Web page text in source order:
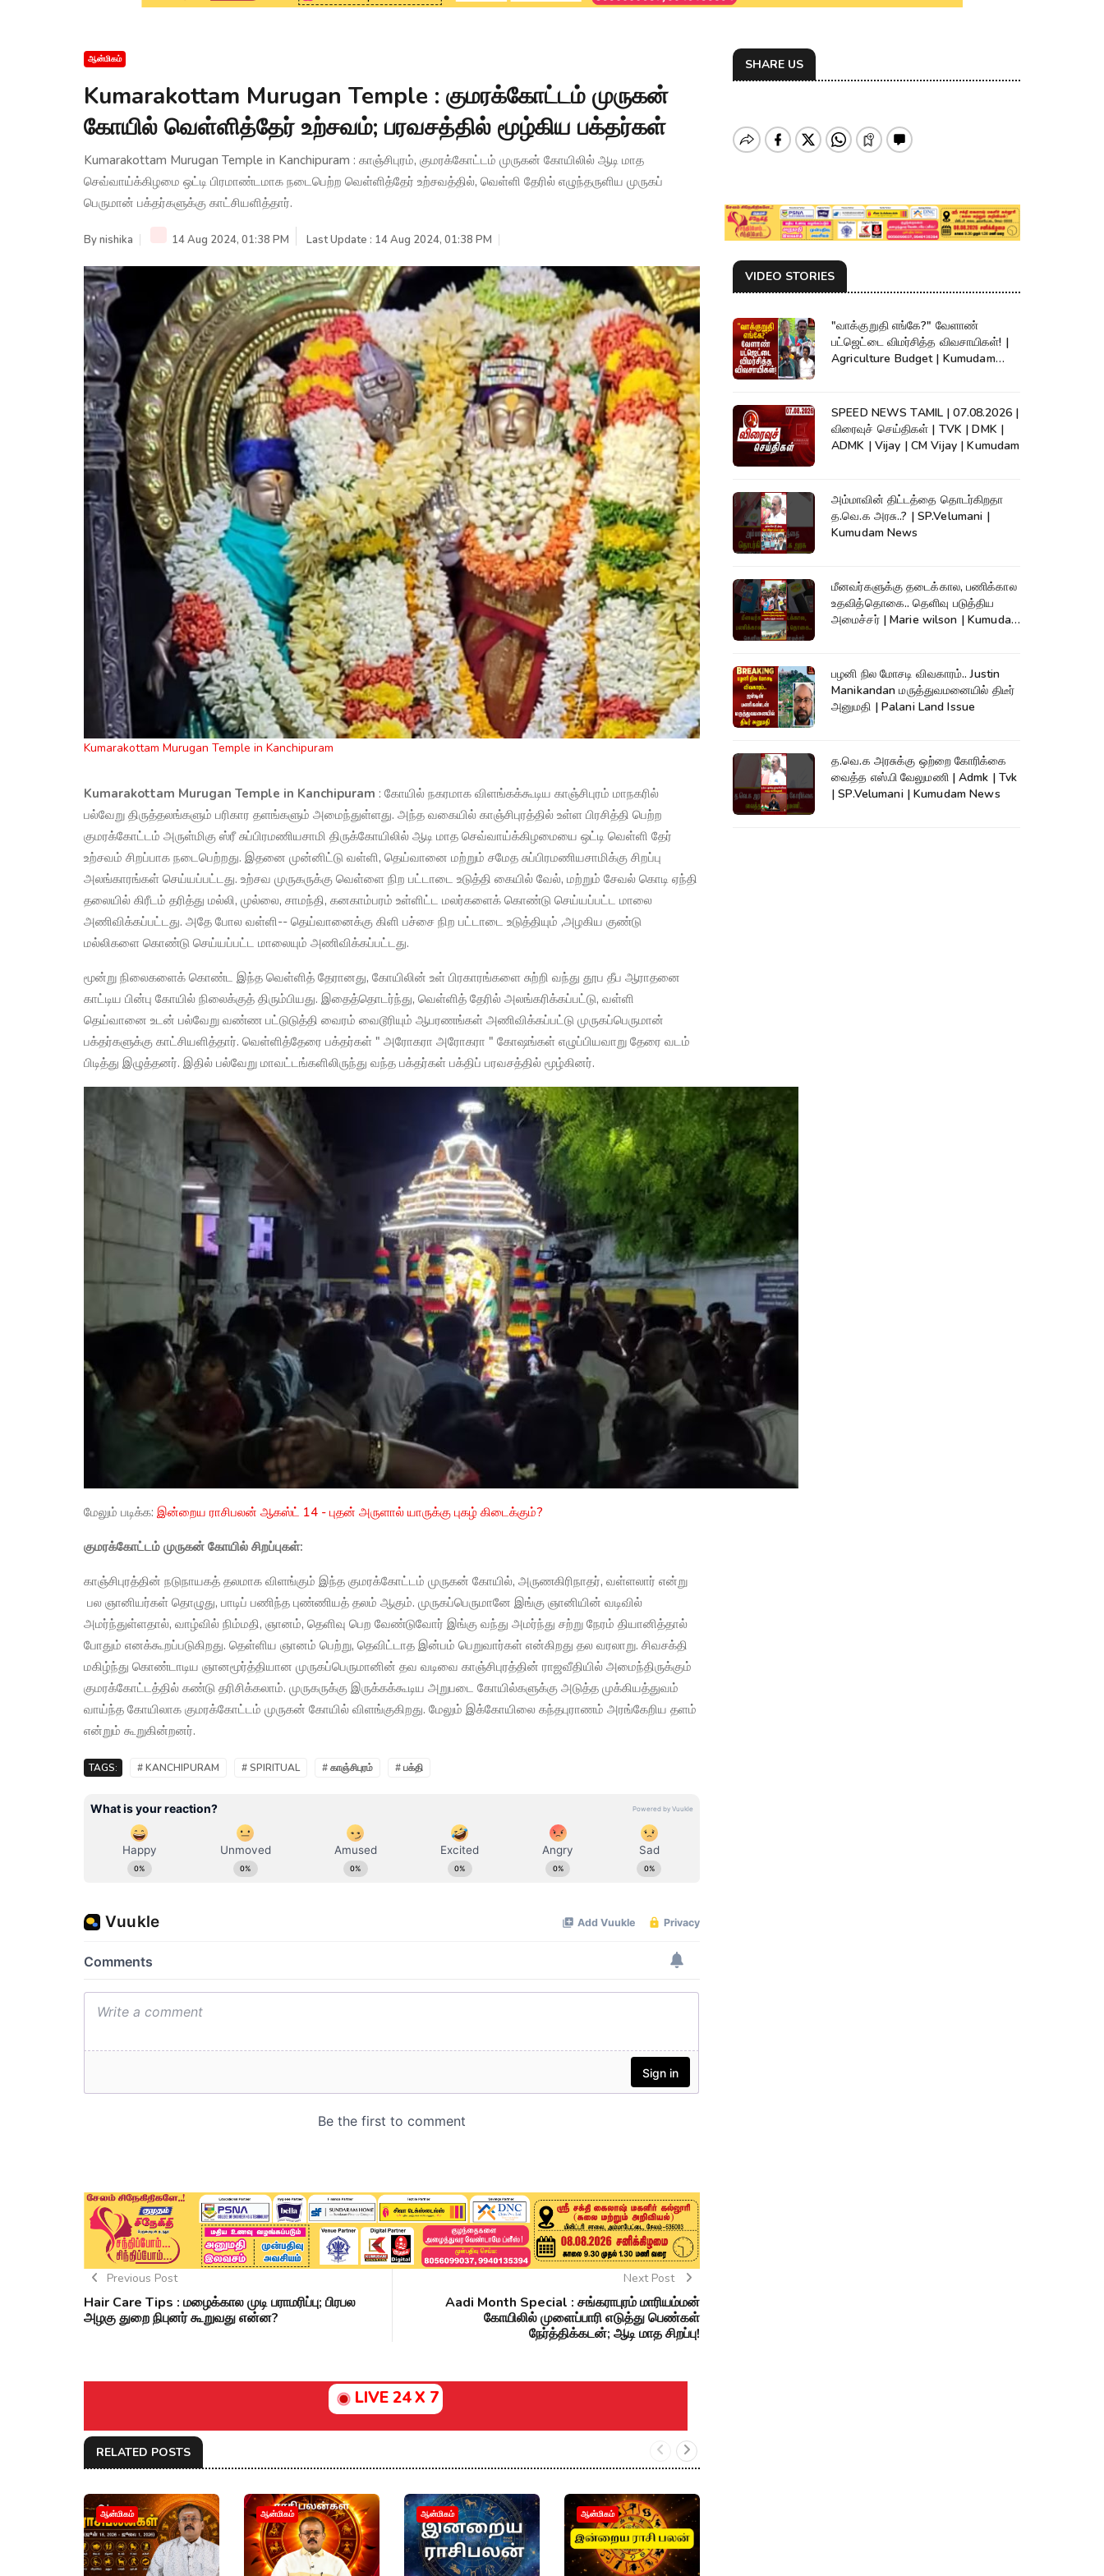
ஆன்மிகம்
Kumarakottam Murugan Temple : குமரக்கோட்டம் முருகன்
கோயில் வெள்ளித்தேர் உற்சவம்; பரவசத்தில் மூழ்கிய பக்தர்கள்
Kumarakottam Murugan Temple in Kanchipuram : காஞ்சிபுரம், குமரக்கோட்டம் முருகன் கோயிலில் ஆடி மாத
செவ்வாய்க்கிழமை ஒட்டி பிரமாண்டமாக நடைபெற்ற வெள்ளித்தேர் உற்சவத்தில், வெள்ளி தேரில் எழுந்தருளிய முருகப்
பெருமான் பக்தர்களுக்கு காட்சியளித்தார்.
Bynishika 14 Aug 2024, 01:38 PM Last Update : 14 Aug 2024, 01:38 PM
Kumarakottam Murugan Temple in Kanchipuram
Kumarakottam Murugan Temple in Kanchipuram : கோயில் நகரமாக விளங்கக்கூடிய காஞ்சிபுரம் மாநகரில்
பல்வேறு திருத்தலங்களும் பரிகார தளங்களும் அமைந்துள்ளது. அந்த வகையில் காஞ்சிபுரத்தில் உள்ள பிரசித்தி பெற்ற
குமரக்கோட்டம் அருள்மிகு ஸ்ரீ சுப்பிரமணியசாமி திருக்கோயிலில் ஆடி மாத செவ்வாய்க்கிழமையை ஒட்டி வெள்ளி தேர்
உற்சவம் சிறப்பாக நடைபெற்றது. இதனை முன்னிட்டு வள்ளி, தெய்வானை மற்றும் சமேத சுப்பிரமணியசாமிக்கு சிறப்பு
அலங்காரங்கள் செய்யப்பட்டது. உற்சவ முருகருக்கு வெள்ளை நிற பட்டாடை உடுத்தி கையில் வேல், மற்றும் சேவல் கொடி ஏந்தி
தலையில் கிரீடம் தரித்து மல்லி, முல்லை, சாமந்தி, கனகாம்பரம் உள்ளிட்ட மலர்களைக் கொண்டு செய்யப்பட்ட மாலை
அணிவிக்கப்பட்டது. அதே போல வள்ளி-- தெய்வானைக்கு கிளி பச்சை நிற பட்டாடை உடுத்தியும் ,அழகிய குண்டு
மல்லிகளை கொண்டு செய்யப்பட்ட மாலையும் அணிவிக்கப்பட்டது.
மூன்று நிலைகளைக் கொண்ட இந்த வெள்ளித் தேரானது, கோயிலின் உள் பிரகாரங்களை சுற்றி வந்து தூப தீப ஆராதனை
காட்டிய பின்பு கோயில் நிலைக்குத் திரும்பியது. இதைத்தொடர்ந்து, வெள்ளித் தேரில் அலங்கரிக்கப்பட்டு, வள்ளி
தெய்வானை உடன் பல்வேறு வண்ண பட்டுடுத்தி வைரம் வைடூரியும் ஆபரணங்கள் அணிவிக்கப்பட்டு முருகப்பெருமான்
பக்தர்களுக்கு காட்சியளித்தார். வெள்ளித்தேரை பக்தர்கள் " அரோகரா அரோகரா " கோஷங்கள் எழுப்பியவாறு தேரை வடம்
பிடித்து இழுத்தனர். இதில் பல்வேறு மாவட்டங்களிலிருந்து வந்த பக்தர்கள் பக்திப் பரவசத்தில் மூழ்கினர்.
மேலும் படிக்க: இன்றைய ராசிபலன் ஆகஸ்ட் 14 - புதன் அருளால் யாருக்கு புகழ் கிடைக்கும்?
குமரக்கோட்டம் முருகன் கோயில் சிறப்புகள்:
காஞ்சிபுரத்தின் நடுநாயகத் தலமாக விளங்கும் இந்த குமரக்கோட்டம் முருகன் கோயில், அருணகிரிநாதர், வள்ளலார் என்று
பல ஞானியர்கள் தொழுது, பாடிப் பணிந்த புண்ணியத் தலம் ஆகும். முருகப்பெருமானே இங்கு ஞானியின் வடிவில்
அமர்ந்துள்ளதால், வாழ்வில் நிம்மதி, ஞானம், தெளிவு பெற வேண்டுவோர் இங்கு வந்து அமர்ந்து சற்று நேரம் தியானித்தால்
போதும் எனக்கூறப்படுகிறது. தெள்ளிய ஞானம் பெற்று, தெவிட்டாத இன்பம் பெறுவார்கள் என்கிறது தல வரலாறு. சிவசக்தி
மகிழ்ந்து கொண்டாடிய ஞானமூர்த்தியான முருகப்பெருமானின் தவ வடிவை காஞ்சிபுரத்தின் ராஜவீதியில் அமைந்திருக்கும்
குமரக்கோட்டத்தில் கண்டு தரிசிக்கலாம். முருகருக்கு இருக்கக்கூடிய அறுபடை கோயில்களுக்கு அடுத்த முக்கியத்துவம்
வாய்ந்த கோயிலாக குமரக்கோட்டம் முருகன் கோயில் விளங்குகிறது. மேலும் இக்கோயிலை கந்தபுராணம் அரங்கேறிய தளம்
என்றும் கூறுகின்றனர்.
TAGS: # KANCHIPURAM # SPIRITUAL # காஞ்சிபுரம் # பக்தி
Previous Post
Hair Care Tips : மழைக்கால முடி பராமரிப்பு; பிரபல
அழகு துறை நிபுனர் கூறுவது என்ன?
Next Post
Aadi Month Special : சங்கராபுரம் மாரியம்மன்
கோயிலில் முளைப்பாரி எடுத்து பெண்கள்
நேர்த்திக்கடன்; ஆடி மாத சிறப்பு!
LIVE 24 X 7
RELATED POSTS
ஆன்மிகம் ஆன்மிகம் ஆன்மிகம் ஆன்மிகம்
SHARE US
VIDEO STORIES
"வாக்குறுதி எங்கே?" வேளாண்
பட்ஜெட்டை விமர்சித்த விவசாயிகள்! |
Agriculture Budget | Kumudam
SPEED NEWS TAMIL | 07.08.2026 |
விரைவுச் செய்திகள் | TVK | DMK |
ADMK | Vijay | CM Vijay | Kumudam
அம்மாவின் திட்டத்தை தொடர்கிறதா
த.வெ.க அரசு..? | SP.Velumani |
Kumudam News
மீனவர்களுக்கு தடைக்கால, பணிக்கால
உதவித்தொகை.. தெளிவு படுத்திய
அமைச்சர் | Marie wilson | Kumudam
பழனி நில மோசடி விவகாரம்.. Justin
Manikandan மருத்துவமனையில் திடீர்
அனுமதி | Palani Land Issue
த.வெ.க அரசுக்கு ஒற்றை கோரிக்கை
வைத்த எஸ்.பி வேலுமணி | Admk | Tvk
| SP.Velumani | Kumudam News